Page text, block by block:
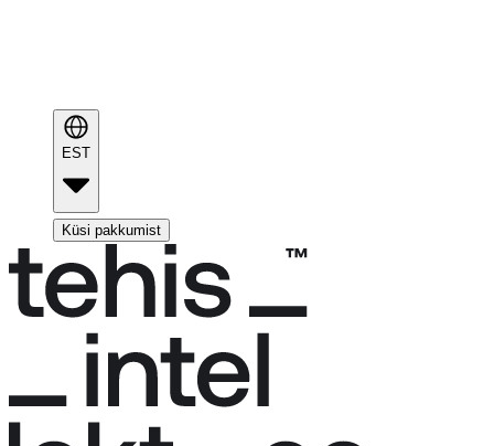
EST
Küsi pakkumist